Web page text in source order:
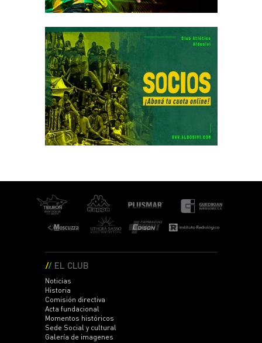
EL CLUB
Noticias
Historia
Comisión directiva
Acta fundacional
Momentos históricos
Sede Social y cultural
Galería de imagenes